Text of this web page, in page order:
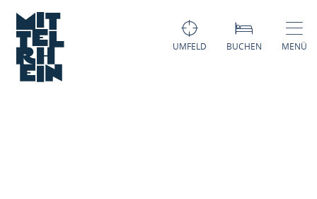
UMFELD BUCHEN MENÜ